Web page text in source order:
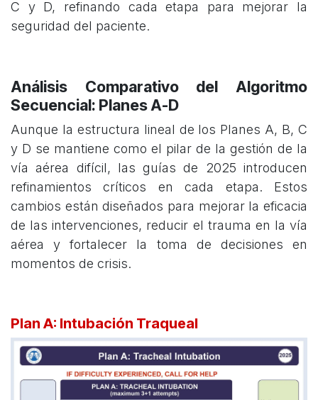
C y D, refinando cada etapa para mejorar la
seguridad del paciente.
Análisis Comparativo del Algoritmo
Secuencial: Planes A-D
Aunque la estructura lineal de los Planes A, B, C
y D se mantiene como el pilar de la gestión de la
vía aérea difícil, las guías de 2025 introducen
refinamientos críticos en cada etapa. Estos
cambios están diseñados para mejorar la eficacia
de las intervenciones, reducir el trauma en la vía
aérea y fortalecer la toma de decisiones en
momentos de crisis.
Plan A: Intubación Traqueal